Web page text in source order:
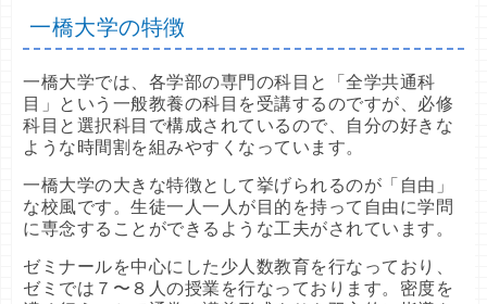
一橋大学の特徴
一橋大学では、各学部の専門の科目と「全学共通科
目」という一般教養の科目を受講するのですが、必修
科目と選択科目で構成されているので、自分の好きな
ような時間割を組みやすくなっています。
一橋大学の大きな特徴として挙げられるのが「自由」
な校風です。生徒一人一人が目的を持って自由に学問
に専念することができるような工夫がされています。
ゼミナールを中心にした少人数教育を行なっており、
ゼミでは７〜８人の授業を行なっております。密度を